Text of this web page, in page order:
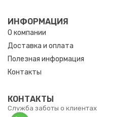
ИНФОРМАЦИЯ
О компании
Доставка и оплата
Полезная информация
Контакты
КОНТАКТЫ
Служба заботы о клиентах